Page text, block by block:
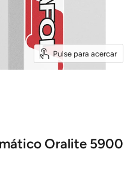
Pulse para acercar
Oralite 5900